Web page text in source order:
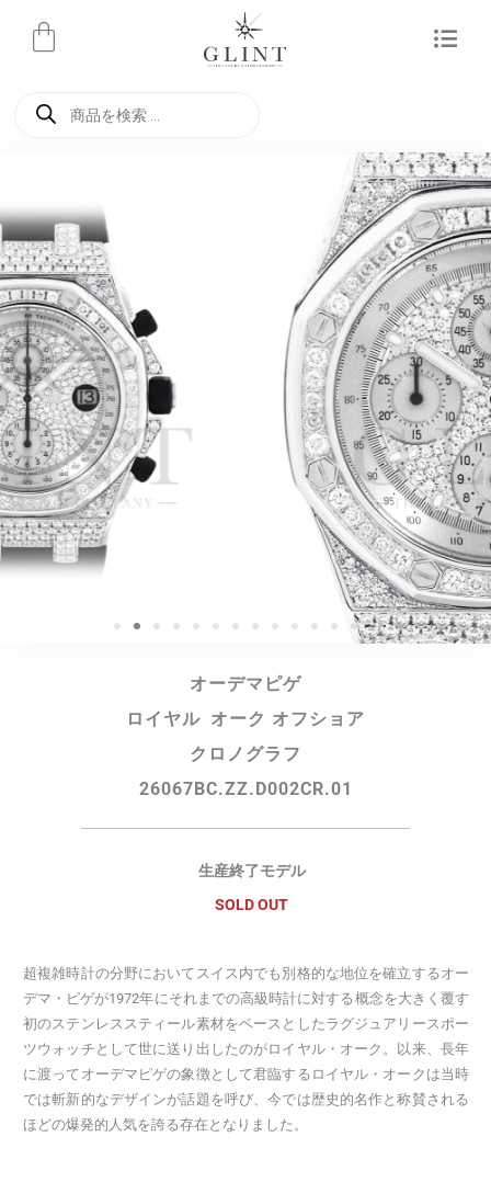
オーデマピゲ
ロイヤル オーク オフショア
クロノグラフ
26067BC.ZZ.D002CR.01
生産終了モデル
SOLD OUT
超複雑時計の分野においてスイス内でも別格的な地位を確立するオー
デマ・ピゲが1972年にそれまでの高級時計に対する概念を大きく覆す
初のステンレススティール素材をベースとしたラグジュアリースポー
ツウォッチとして世に送り出したのがロイヤル・オーク。以来、長年
に渡ってオーデマピゲの象徴として君臨するロイヤル・オークは当時
では斬新的なデザインが話題を呼び、今では歴史的名作と称賛される
ほどの爆発的人気を誇る存在となりました。